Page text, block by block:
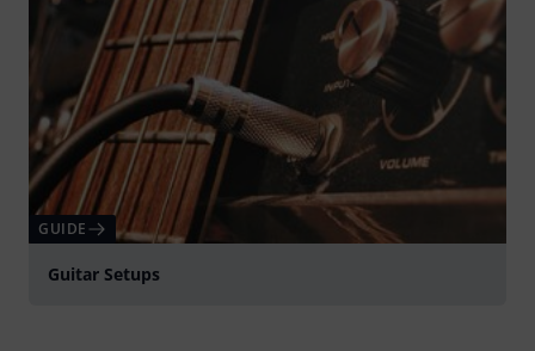
GUIDE
Guitar Setups